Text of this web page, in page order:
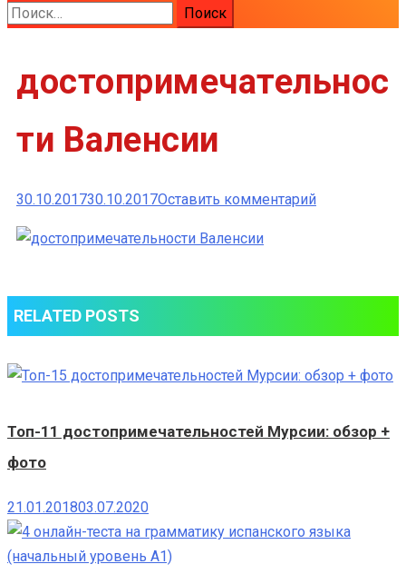
Найти:
достопримечательнос
ти Валенсии
30.10.201730.10.2017Оставить комментарийк
RELATED POSTS
Топ-11 достопримечательностей Мурсии: обзор +
фото
21.01.201803.07.2020